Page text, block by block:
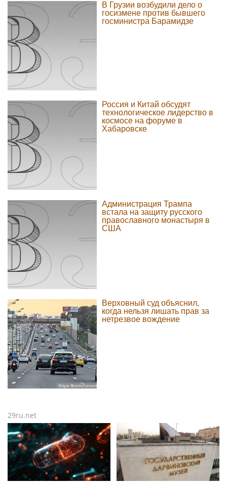
В Грузии возбудили дело о
госизмене против бывшего
госминистра Барамидзе
Россия и Китай обсудят
технологическое лидерство в
космосе на форуме в
Хабаровске
Администрация Трампа
встала на защиту русского
православного монастыря в
США
Верховный суд объяснил,
когда нельзя лишать прав за
нетрезвое вождение
29ru.net